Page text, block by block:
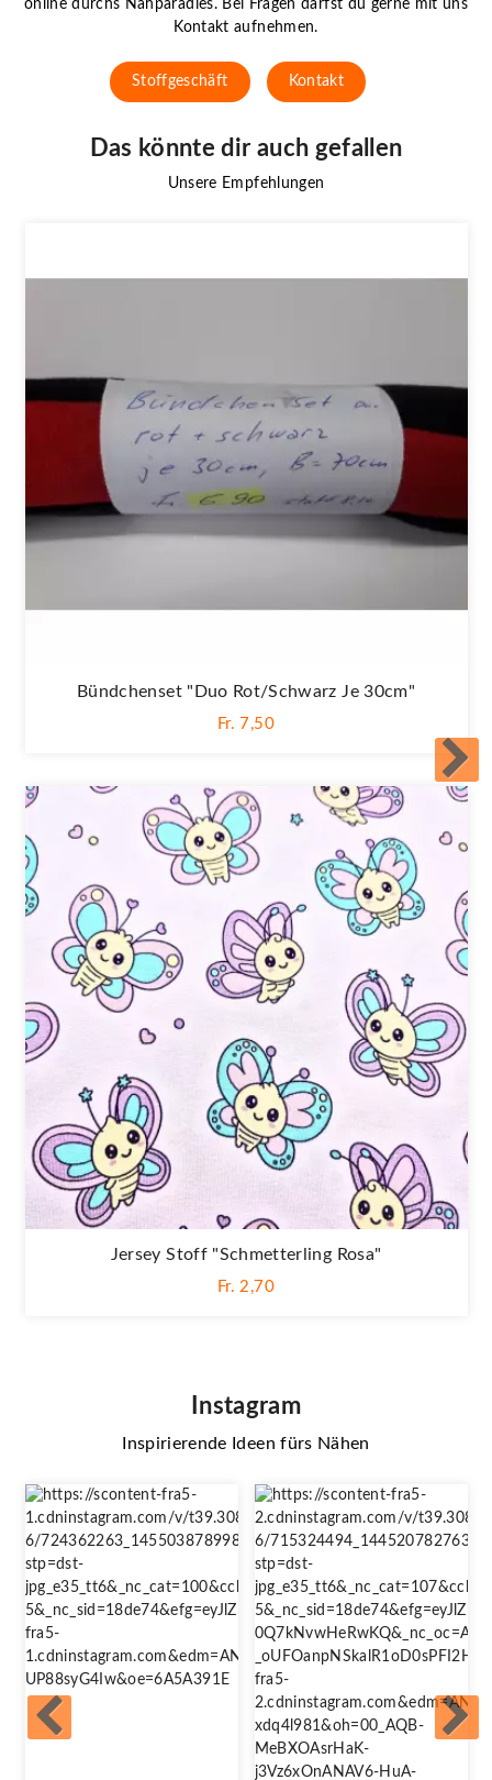
online durchs Nähparadies. Bei Fragen darfst du gerne mit uns
Kontakt aufnehmen.
Stoffgeschäft Kontakt
Das könnte dir auch gefallen
Unsere Empfehlungen
Bündchenset "Duo Rot/schwarz Je 30cm"
Fr. 7,50
Jersey Stoff "Schmetterling Rosa"
Fr. 2,70
Instagram
Inspirierende Ideen fürs Nähen